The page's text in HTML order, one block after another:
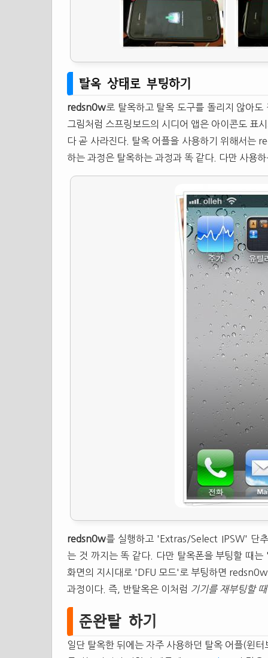
탈옥 상태로 부팅하기
redsn0w로 탈옥하고 탈옥 도구를 돌리지 않아
그림처럼 스프링보드의 시디어 앱은 아이콘도 표
다 곧 사라진다. 탈옥 어플을 사용하기 위해서는
하는 과정은 탈옥하는 과정과 똑 같다. 다만 사용
redsn0w를 실행하고 'Extras/Select IPSW' 단
는 것 까지는 똑 같다. 다만 탈옥폰을 부팅할 때
화면의 지시대로 'DFU 모드'로 부팅하면
과정이다. 즉, 반탈옥은 이처럼 기기를 재부팅할
준완탈 하기
일단 탈옥한 뒤에는 자주 사용하던 탈옥 어플(윈